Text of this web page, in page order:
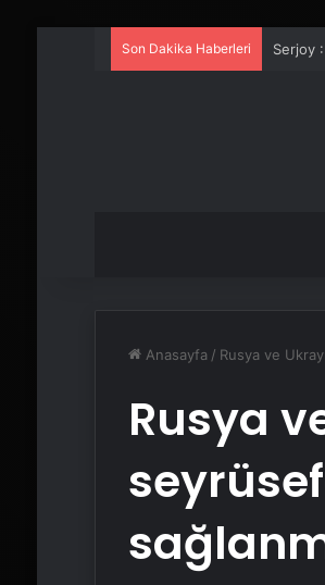
Son Dakika Haberleri UETDS
Anasayfa / Rusya ve
Rusya